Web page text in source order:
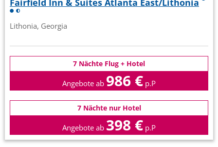
Lithonia, Georgia
7 Nächte Flug + Hotel
Angebote ab 986 € p.P
7 Nächte nur Hotel
Angebote ab 398 € p.P